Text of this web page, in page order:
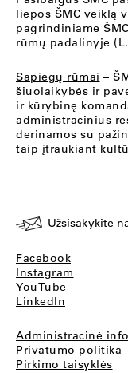
liepos ŠMC veiklą
pagrindiniame
rūmų padalinyje
Sapiegų rūmai –
šiuolaikybės ir
ir kūrybinę
administracinius
derinamos su
taip įtraukiant
Užsisakykite
Facebook
Instagram
YouTube
LinkedIn
Administracinė
Privatumo politika
Pirkimo taisyklės